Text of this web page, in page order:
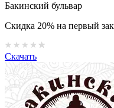
Бакинский бульвар
Скидка 20% на первый
Скачать